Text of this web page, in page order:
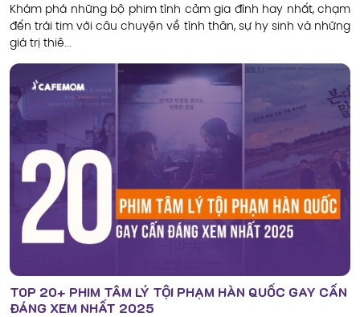
Khám phá những bộ phim tình cảm gia đình hay nhất, chạm
đến trái tim với câu chuyện về tình thân, sự hy sinh và những
giá trị thiê...
TOP 20+ PHIM TÂM LÝ TỘI PHẠM HÀN QUỐC GAY CẤN
ĐÁNG XEM NHẤT 2025